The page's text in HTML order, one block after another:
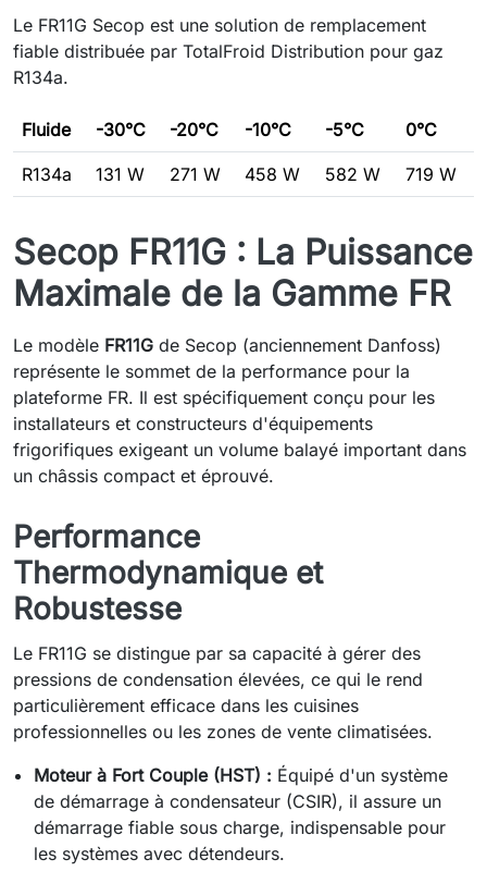
Le FR11G Secop est une solution de remplacement
fiable distribuée par TotalFroid Distribution pour gaz
R134a.
Fluide -30°C -20°C -10°C -5°C 0°C
R134a 131 W 271 W 458 W 582 W 719 W
Secop FR11G : La Puissance
Maximale de la Gamme FR
Le modèle FR11G de Secop (anciennement Danfoss)
représente le sommet de la performance pour la
plateforme FR. Il est spécifiquement conçu pour les
installateurs et constructeurs d'équipements
frigorifiques exigeant un volume balayé important dans
un châssis compact et éprouvé.
Performance
Thermodynamique et
Robustesse
Le FR11G se distingue par sa capacité à gérer des
pressions de condensation élevées, ce qui le rend
particulièrement efficace dans les cuisines
professionnelles ou les zones de vente climatisées.
Moteur à Fort Couple (HST) : Équipé d'un système
de démarrage à condensateur (CSIR), il assure un
démarrage fiable sous charge, indispensable pour
les systèmes avec détendeurs.